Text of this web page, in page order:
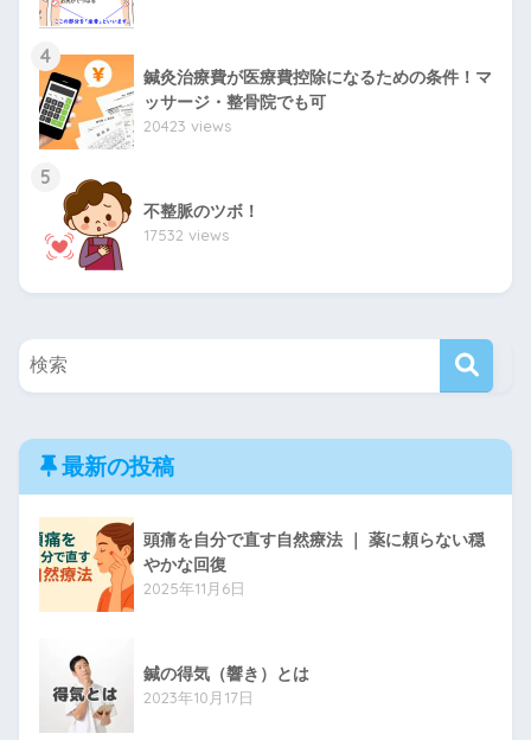
4
鍼灸治療費が医療費控除になるための条件！マ
ッサージ・整骨院でも可
20423 views
5
不整脈のツボ！
17532 views
最新の投稿
頭痛を自分で直す自然療法 ｜ 薬に頼らない穏
やかな回復
2025年11月6日
鍼の得気（響き）とは
2023年10月17日